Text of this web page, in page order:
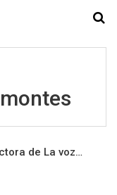
de La voz…